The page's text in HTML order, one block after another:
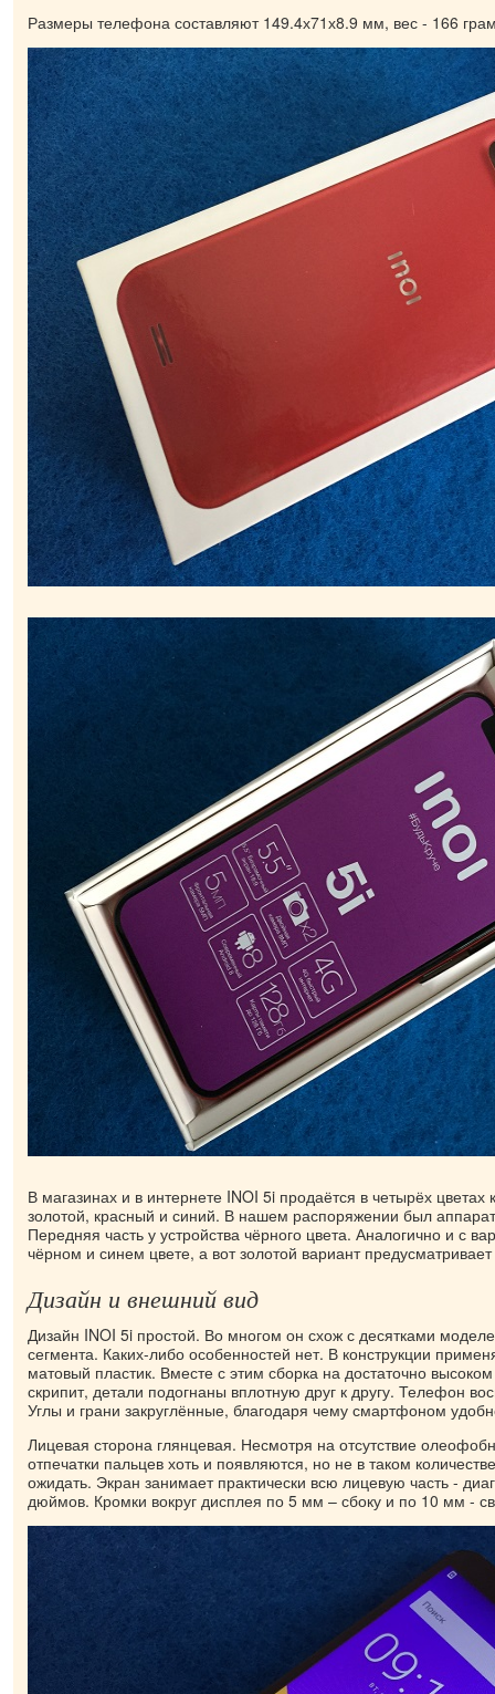
Размеры телефона составляют 149.4х71х8.9 мм, вес - 166
В магазинах и в интернете INOI 5i продаётся в четырёх цветах
золотой, красный и синий. В нашем распоряжении был
Передняя часть у устройства чёрного цвета. Аналогично и с
чёрном и синем цвете, а вот золотой вариант
Дизайн и внешний вид
Дизайн INOI 5i простой. Во многом он схож с десятками
сегмента. Каких-либо особенностей нет. В конструкции
матовый пластик. Вместе с этим сборка на достаточно
скрипит, детали подогнаны вплотную друг к другу. Телефон
Углы и грани закруглённые, благодаря чему смартфоном
Лицевая сторона глянцевая. Несмотря на отсутствие
отпечатки пальцев хоть и появляются, но не в таком
ожидать. Экран занимает практически всю лицевую часть -
дюймов. Кромки вокруг дисплея по 5 мм – сбоку и по 10 мм -